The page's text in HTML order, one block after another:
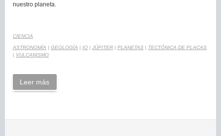
nuestro planeta.
CIENCIA
ASTRONOMÍA | GEOLOGÍA | IO | JÚPITER | PLANETAS | TECTÓNICA DE PLACAS
| VULCANISMO
Leer más